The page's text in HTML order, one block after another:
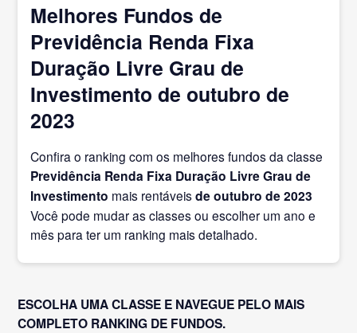
Melhores Fundos de
Previdência Renda Fixa
Duração Livre Grau de
Investimento de outubro de
2023
Confira o ranking com os melhores fundos da classe
Previdência Renda Fixa Duração Livre Grau de
Investimento mais rentáveisde outubro de 2023
Você pode mudar as classes ou escolher um ano e
mês para ter um ranking mais detalhado.
ESCOLHA UMA CLASSE E NAVEGUE PELO MAIS
COMPLETO RANKING DE FUNDOS.